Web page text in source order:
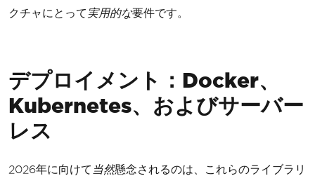
クチャにとって 実用的な要件です。
デプロイメント：Docker、
Kubernetes、およびサーバー
レス
2026年に向けて 当然懸念されるのは、これらのライブラリ